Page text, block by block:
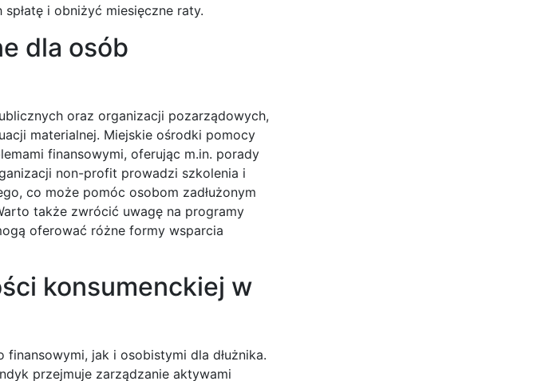
i obniżyć miesięczne raty.
dla osób
oraz organizacji pozarządowych,
materialnej. Miejskie ośrodki pomocy
finansowymi, oferując m.in. porady
non-profit prowadzi szkolenia i
co może pomóc osobom zadłużonym
także zwrócić uwagę na programy
oferować różne formy wsparcia
konsumenckiej w
finansowymi, jak i osobistymi dla dłużnika.
przejmuje zarządzanie aktywami